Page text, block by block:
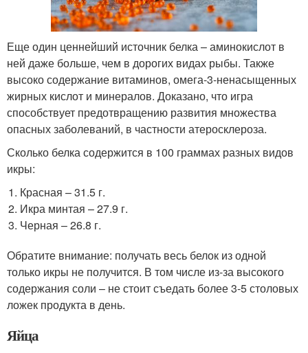
Еще один ценнейший источник белка – аминокислот в
ней даже больше, чем в дорогих видах рыбы. Также
высоко содержание витаминов, омега-3-ненасыщенных
жирных кислот и минералов. Доказано, что игра
способствует предотвращению развития множества
опасных заболеваний, в частности атеросклероза.
Сколько белка содержится в 100 граммах разных видов
икры:
Красная – 31.5 г.
Икра минтая – 27.9 г.
Черная – 26.8 г.
Обратите внимание: получать весь белок из одной
только икры не получится. В том числе из-за высокого
содержания соли – не стоит съедать более 3-5 столовых
ложек продукта в день.
Яйца